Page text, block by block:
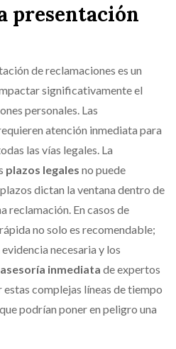
presentación
de reclamaciones es un
significativamente el
personales. Las
atención inmediata para
las vías legales. La
plazos legales no puede
dictan la ventana dentro de
reclamación. En casos de
rápida no solo es recomendable;
necesaria y los
asesoría inmediata de expertos
estas complejas líneas de tiempo
que podrían poner en peligro una